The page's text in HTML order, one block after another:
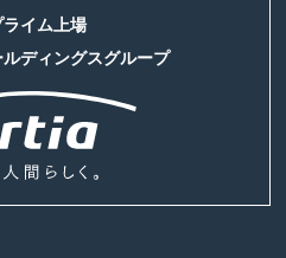
イム上場
ディングスグループ